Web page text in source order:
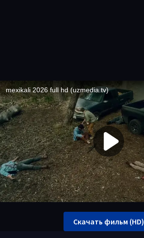
Скачать фильм (HD)